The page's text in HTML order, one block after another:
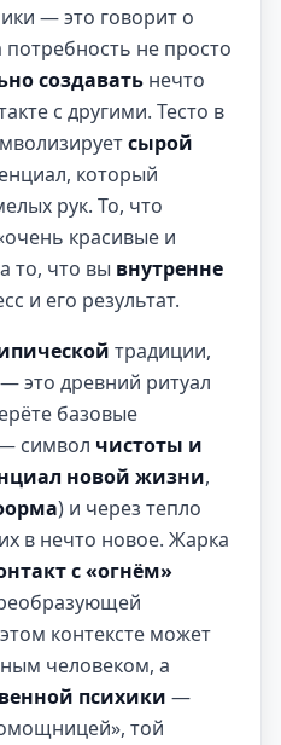
— это говорит о
потребность не просто
создавать нечто
с другими. Тесто в
сырой
который
рук. То, что
красивые и
то, что вы внутренне
и его результат.
традиции,
это древний ритуал
базовые
символ чистоты и
новой жизни,
) и через тепло
в нечто новое. Жарка
с «огнём»
контексте может
человеком, а
психики —
той